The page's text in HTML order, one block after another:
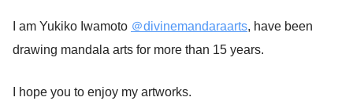
I am Yukiko Iwamoto ＠divinemandaraarts, have been
drawing mandala arts for more than 15 years.
I hope you to enjoy my artworks.